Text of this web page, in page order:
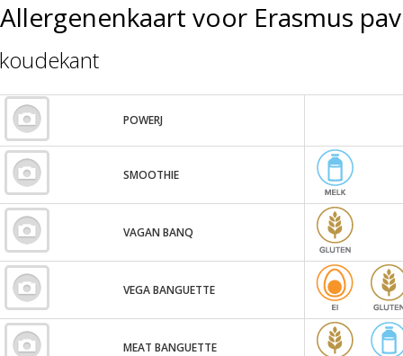
Allergenenkaart voor Erasmus
koudekant
POWERJ
SMOOTHIE
VAGAN BANQ
VEGA BANGUETTE
MEAT BANGUETTE